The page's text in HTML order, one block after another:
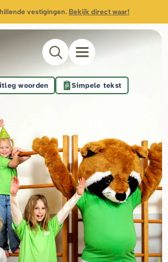
vestigingen. Bekijk direct waar!
woorden Simpele tekst